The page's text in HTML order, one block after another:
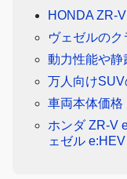
HONDA ZR-
ヴェゼルの
動力性能や静
万人向け
車両本体価格
ホンダ ZR-V
ェゼル